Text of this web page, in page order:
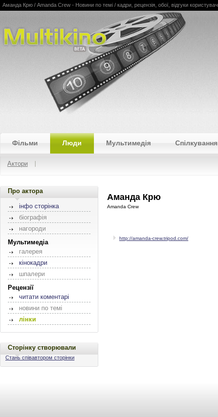
Multikino
Аманда Крю / Amanda Crew - Новини по темі / кадри, рецензія, обої, відгуки
Фільми Люди Мультимедія Спілкування
Актори
Про актора
інфо сторінка
біографія
нагороди
Мультимедіа
галерея
кінокадри
шпалери
Рецензії
читати коментарі
новини по темі
лінки
Сторінку створювали
Стань співавтором сторінки
Аманда Крю
Amanda Crew
http://amanda-crew.tripod.com/